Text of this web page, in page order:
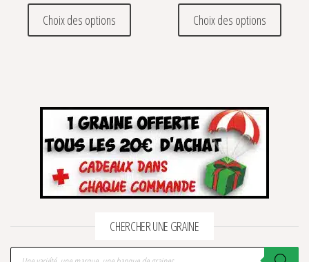
Choix des options
Ce produit a plusieurs variations. Les
Choix des options
Ce
CHERCHER UNE GRAINE
Recherche de produits